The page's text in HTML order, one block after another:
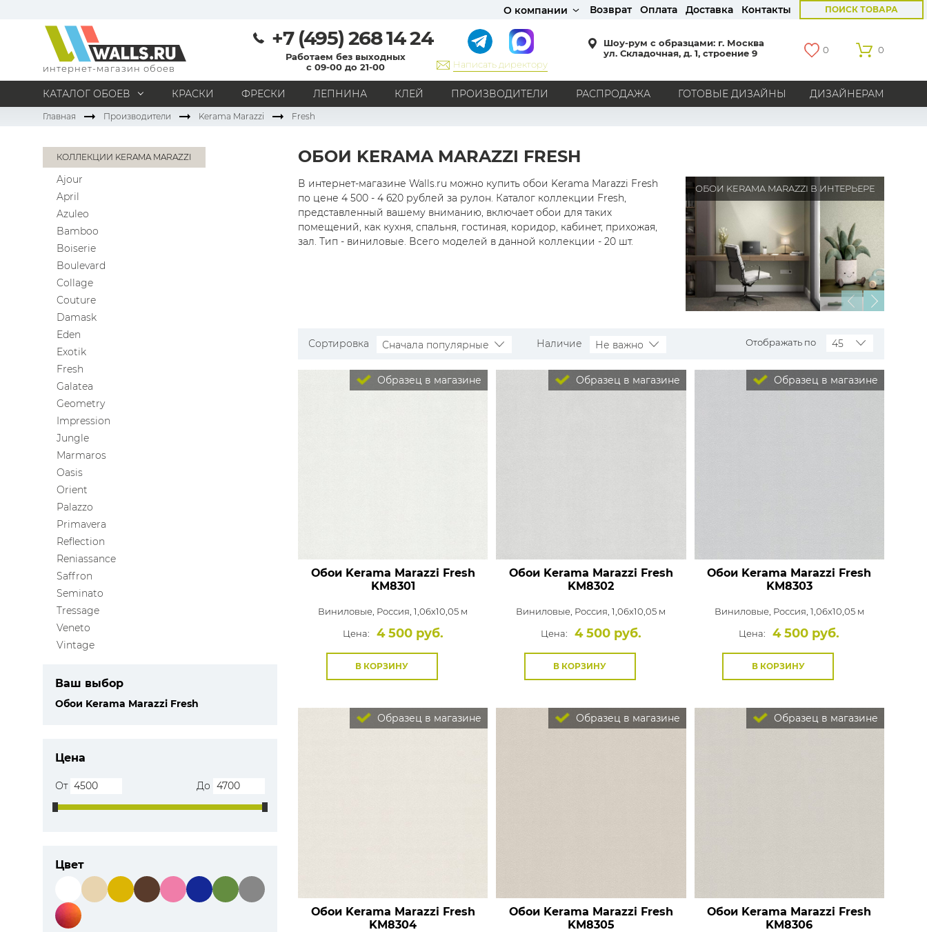
О компании Возврат Оплата Доставка Контакты ПОИСК ТОВАРА
интернет-магазин обоев
+7 (495) 268 14 24
Работаем без выходных
с 09-00 до 21-00
Написать директору
Шоу-рум с образцами: г. Москва
ул. Складочная, д. 1, строение 9
0 0
КАТАЛОГ ОБОЕВ КРАСКИ ФРЕСКИ ЛЕПНИНА КЛЕЙ ПРОИЗВОДИТЕЛИ РАСПРОДАЖА ГОТОВЫЕ ДИЗАЙНЫ ДИЗАЙНЕРАМ
МАТЕРИАЛ
Виниловые
Бумажные
Текстильные
Акриловые
Классика
Английский стиль
Скандинавский стиль
Японский стиль Все стили
ПОМЕЩЕНИЕ
Кабинет
Спальня
Все типы помещений
РИСУНОК
Граффити
Карта мира Книги
Под кирпич
С надписями
Однотонные
Marburg
Loymina Aura
York
Andrea Rossi
Bernardo Bartalucci
KT-Exclusive Baoqili
Распродажа остатков
Grandeco
Luna Wallquest Все бренды
ЦВЕТА
Главная Производители Kerama Marazzi Fresh
КОЛЛЕКЦИИ KERAMA MARAZZI
Ajour
April
Azuleo
Bamboo
Boiserie
Boulevard
Collage
Couture
Damask
Eden
Exotik
Fresh
Galatea
Geometry
Impression
Jungle
Marmaros
Oasis
Orient
Palazzo
Primavera
Reflection
Reniassance
Saffron
Seminato
Tressage
Veneto
Vintage
Ваш выбор
Обои Kerama Marazzi Fresh
Цена
От До
Цвет
ОБОИ KERAMA MARAZZI FRESH
ОБОИ KERAMA MARAZZI В ИНТЕРЬЕРЕ
В интернет-магазине Walls.ru можно купить обои Kerama Marazzi Fresh
по цене 4 500 - 4 620 рублей за рулон. Каталог коллекции Fresh,
представленный вашему вниманию, включает обои для таких
помещений, как кухня, спальня, гостиная, коридор, кабинет, прихожая,
зал. Тип - виниловые. Всего моделей в данной коллекции - 20 шт.
Сортировка Сначала популярные Наличие Не важно Отображать по 45
Образец в магазине
Обои Kerama Marazzi Fresh
KM8301
Виниловые, Россия, 1,06x10,05 м
Цена:
4 500 руб.
В КОРЗИНУ
Образец в магазине
Обои Kerama Marazzi Fresh
KM8302
Виниловые, Россия, 1,06x10,05 м
Цена:
4 500 руб.
В КОРЗИНУ
Образец в магазине
Обои Kerama Marazzi Fresh
KM8303
Виниловые, Россия, 1,06x10,05 м
Цена:
4 500 руб.
В КОРЗИНУ
Образец в магазине
Обои Kerama Marazzi Fresh
KM8304
Образец в магазине
Обои Kerama Marazzi Fresh
KM8305
Образец в магазине
Обои Kerama Marazzi Fresh
KM8306